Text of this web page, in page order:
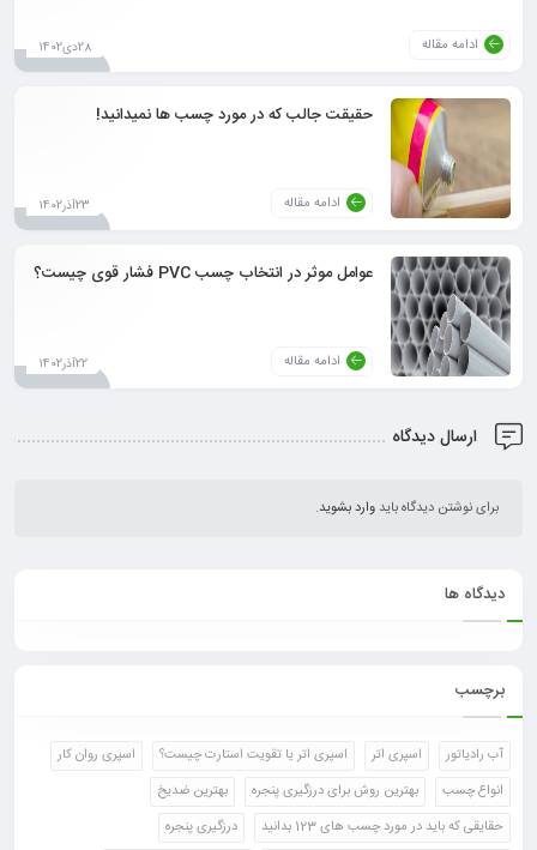
ادامه مقاله 28دی1402
حقیقت جالب که در مورد چسب ها نمیدانید!
ادامه مقاله 23آذر1402
عوامل موثر در انتخاب چسب PVC فشار قوی چیست؟
ادامه مقاله 22آذر1402
ارسال دیدگاه
برای نوشتن دیدگاه باید وارد بشوید.
دیدگاه ها
برچسب
آب رادیاتور اسپری اتر اسپری اتر یا تقویت استارت چیست؟
اسپری روان کار
انواع چسب
بهترین روش برای درزگیری پنجره
بهترین ضدیخ
حقایقی که باید در مورد چسب های 123 بدانید
درزگیری پنجره